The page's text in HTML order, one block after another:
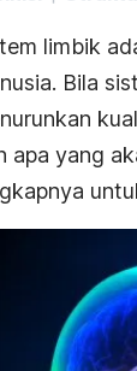
limbik
Bila
apa yang